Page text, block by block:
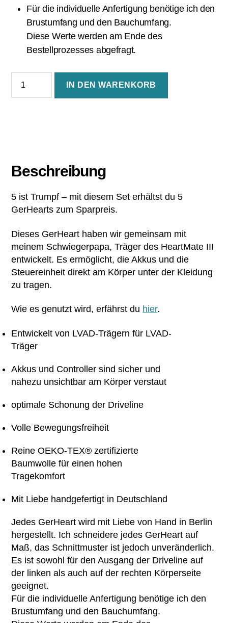
Für die individuelle Anfertigung benötige ich den
Brustumfang und den Bauchumfang.
Diese Werte werden am Ende des
Bestellprozesses abgefragt.
IN DEN WARENKORB
Beschreibung
5 ist Trumpf – mit diesem Set erhältst du 5
GerHearts zum Sparpreis.
Dieses GerHeart haben wir gemeinsam mit
meinem Schwiegerpapa, Träger des HeartMate III
entwickelt. Es ermöglicht, die Akkus und die
Steuereinheit direkt am Körper unter der Kleidung
zu tragen.
Wie es genutzt wird, erfährst du hier.
Entwickelt von LVAD-Trägern für LVAD-
Träger
Akkus und Controller sind sicher und
nahezu unsichtbar am Körper verstaut
optimale Schonung der Driveline
Volle Bewegungsfreiheit
Reine OEKO-TEX® zertifizierte
Baumwolle für einen hohen
Tragekomfort
Mit Liebe handgefertigt in Deutschland
Jedes GerHeart wird mit Liebe von Hand in Berlin
hergestellt. Ich schneidere jedes GerHeart auf
Maß, das Schnittmuster ist jedoch unveränderlich.
Es ist sowohl für den Ausgang der Driveline auf
der linken als auch auf der rechten Körperseite
geeignet.
Für die individuelle Anfertigung benötige ich den
Brustumfang und den Bauchumfang.